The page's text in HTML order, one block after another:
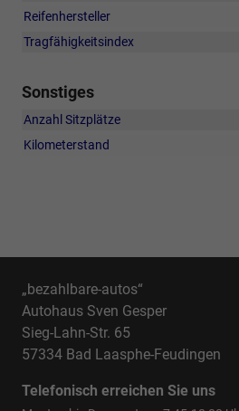
Reifenhersteller
Tragfähigkeitsindex
Sonstiges
Anzahl Sitzplätze
Kilometerstand
„bezahlbare-autos“
Autohaus Sven Gesper
Sieg-Lahn-Str. 65
57334 Bad Laasphe-Feudingen
Telefonisch erreichen Sie uns